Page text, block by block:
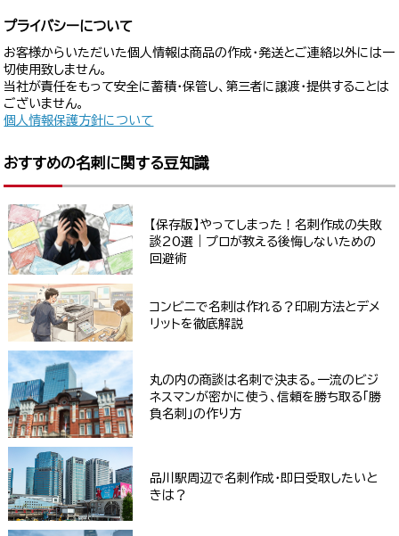
プライバシーについて
お客様からいただいた個人情報は商品の作成・発送とご連絡以外には一
切使用致しません。
当社が責任をもって安全に蓄積・保管し、第三者に譲渡・提供することは
ございません。
個人情報保護方針について
おすすめの名刺に関する豆知識
【保存版】やってしまった！名刺作成の失敗
談20選｜プロが教える後悔しないための
回避術
コンビニで名刺は作れる？印刷方法とデメ
リットを徹底解説
丸の内の商談は名刺で決まる。一流のビジ
ネスマンが密かに使う、信頼を勝ち取る「勝
負名刺」の作り方
品川駅周辺で名刺作成・即日受取したいと
きは？